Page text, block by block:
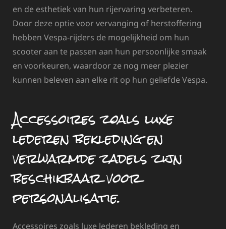
en de esthetiek van hun rijervaring verbeteren.
Door deze optie voor vervanging of herstoffering
hebben Vespa-rijders de mogelijkheid om hun
scooter aan te passen aan hun persoonlijke smaak
en voorkeuren, waardoor ze nog meer plezier
kunnen beleven aan elke rit op hun geliefde Vespa.
Accessoires zoals luxe
lederen bekleding en
verwarmde zadels zijn
beschikbaar voor
personalisatie.
Accessoires zoals luxe lederen bekleding en